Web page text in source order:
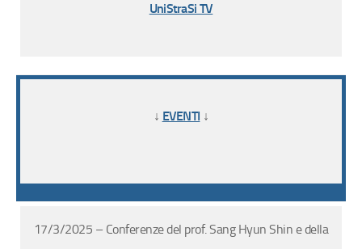
UniStraSi TV
↓ EVENTI ↓
17/3/2025 – Conferenze del prof. Sang Hyun Shin e della